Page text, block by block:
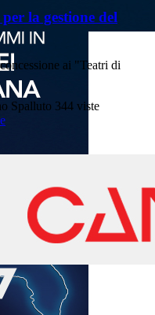
la gestione del
ai "Teatri di
Spalluto 344 viste